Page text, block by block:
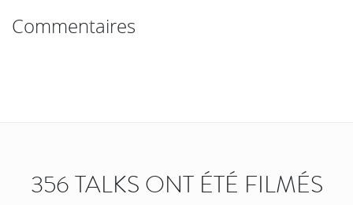
Commentaires
356 TALKS ONT ÉTÉ FILMÉS